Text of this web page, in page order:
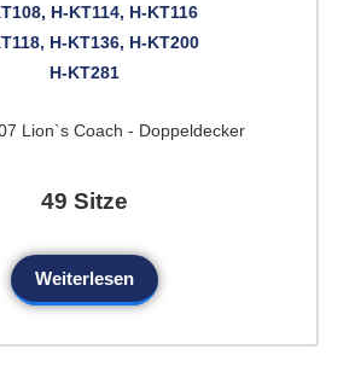
H-KT114, H-KT116
H-KT136, H-KT200
H-KT281
49 Sitze
Weiterlesen